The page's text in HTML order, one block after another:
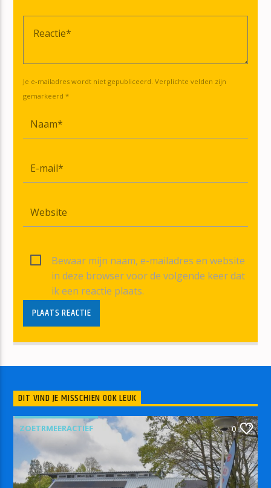
Je e-mailadres wordt niet gepubliceerd. Verplichte velden zijn
gemarkeerd *
Bewaar mijn naam, e-mailadres en website
in deze browser voor de volgende keer dat
ik een reactie plaats.
DIT VIND JE MISSCHIEN OOK LEUK
ZOETRMEERACTIEF 0